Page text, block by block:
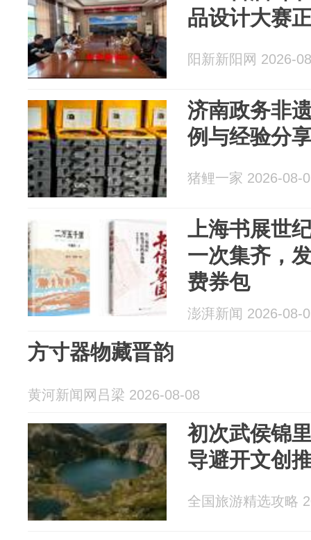
品设计大赛
阳新新阳网 2026-
济南政务非
例与经验分
猪鲤一家 2026-08-
上海书展世
一次集齐，
费券包
澎湃新闻 2026-08-
方寸器物藏晋韵
黄河新闻网吕梁 2026-08-08
初次武侯锦
导避开文创
全国旅游精选攻略